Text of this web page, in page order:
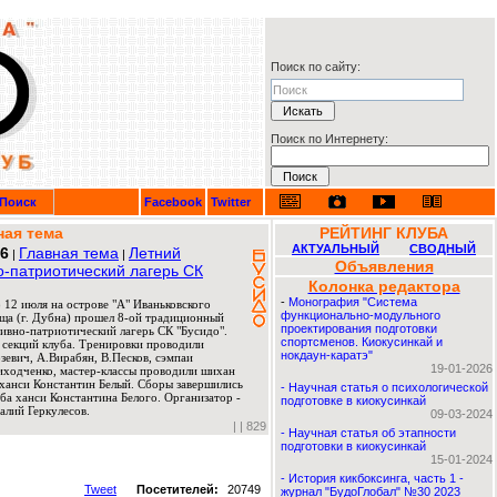
Поиск по сайту:
Поиск по Интернету:
Поиск Facebook Twitter
тема
| Главная тема | Летний
патриотический лагерь СК
июля на острове "А" Иваньковского
(г. Дубна) прошел 8-ой традиционный
патриотический лагерь СК "Бусидо".
клуба. Тренировки проводили
А.Вирабян, В.Песков, сэмпаи
мастер-классы проводили шихан
Константин Белый. Сборы завершились
ханси Константина Белого. Организатор -
Геркулесов.
| | 829
Tweet Посетителей: 20749
РЕЙТИНГ КЛУБА
АКТУАЛЬНЫЙ СВОДНЫЙ
Объявления
Колонка редактора
- Монография "Система
функционально-модульного
проектирования подготовки
спортсменов. Киокусинкай и
нокдаун-каратэ"
19-01-2026
- Научная статья о психологической
подготовке в киокусинкай
09-03-2024
- Научная статья об этапности
подготовки в киокусинкай
15-01-2024
- История кикбоксинга, часть 1 -
журнал "БудоГлобал" №30 2023